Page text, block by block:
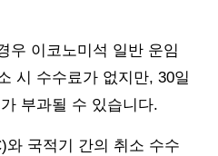
우 이코노미석 일반 운임
시 수수료가 없지만, 30일
부과될 수 있습니다.
와 국적기 간의 취소 수수